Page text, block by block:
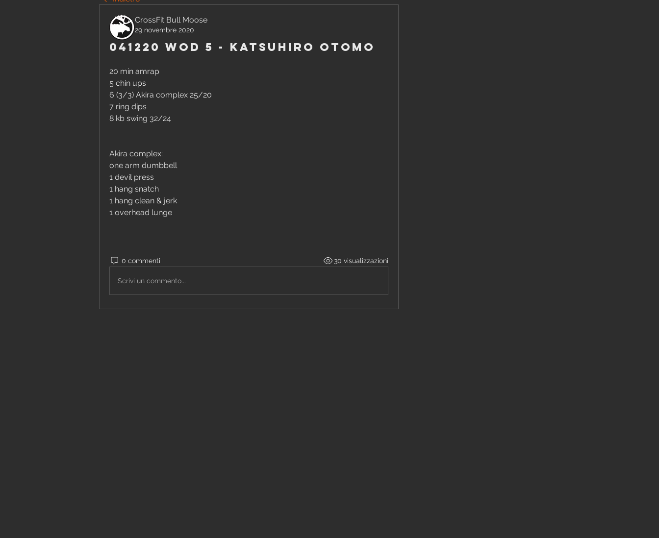
CrossFit Bull Moose
29 novembre 2020
041220 Wod 5 - Katsuhiro Otomo
20 min amrap
5 chin ups
6 (3/3) Akira complex 25/20
7 ring dips
8 kb swing 32/24
Akira complex:
one arm dumbbell
1 devil press
1 hang snatch
1 hang clean & jerk
1 overhead lunge
0 commenti 30 visualizzazioni
Scrivi un commento...